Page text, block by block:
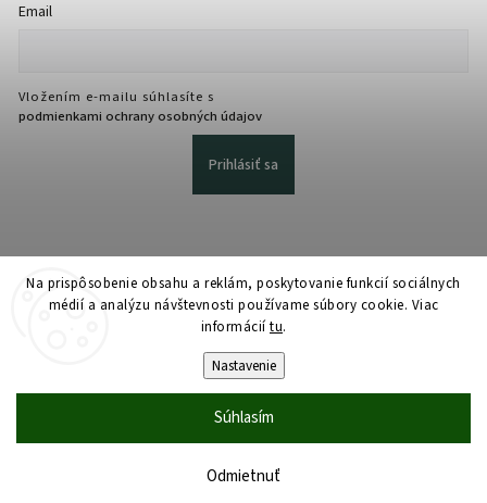
Na prispôsobenie obsahu a reklám, poskytovanie funkcií sociálnych
médií a analýzu návštevnosti používame súbory cookie. Viac
informáciítu.
Nastavenie
Odmietnuť
Súhlasím
Email
Vložením e-mailu súhlasíte s
podmienkami ochrany osobných údajov
Prihlásiť sa
Upraviť nastavenie cookies